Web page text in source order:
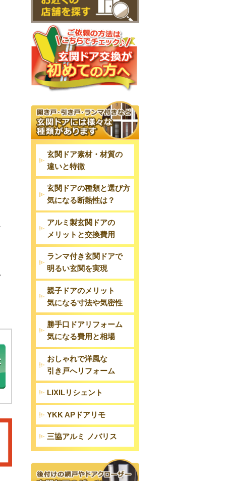
玄関ドア素材・材質の
違いと特徴
玄関ドアの種類と選び方
気になる断熱性は？
アルミ製玄関ドアの
メリットと交換費用
ランマ付き玄関ドアで
明るい玄関を実現
親子ドアのメリット
気になる寸法や気密性
勝手口ドアリフォーム
気になる費用と相場
おしゃれで洋風な
引き戸へリフォーム
LIXILリシェント
YKK APドアリモ
三協アルミ ノバリス